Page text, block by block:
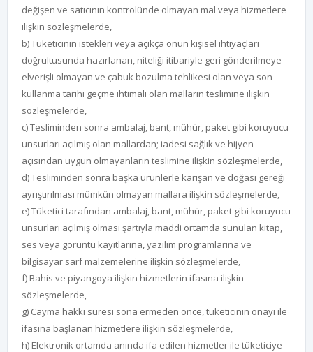
değişen ve satıcının kontrolünde olmayan mal veya hizmetlere
ilişkin sözleşmelerde,
b) Tüketicinin istekleri veya açıkça onun kişisel ihtiyaçları
doğrultusunda hazırlanan, niteliği itibariyle geri gönderilmeye
elverişli olmayan ve çabuk bozulma tehlikesi olan veya son
kullanma tarihi geçme ihtimali olan malların teslimine ilişkin
sözleşmelerde,
c) Tesliminden sonra ambalaj, bant, mühür, paket gibi koruyucu
unsurları açılmış olan mallardan; iadesi sağlık ve hijyen
açısından uygun olmayanların teslimine ilişkin sözleşmelerde,
d) Tesliminden sonra başka ürünlerle karışan ve doğası gereği
ayrıştırılması mümkün olmayan mallara ilişkin sözleşmelerde,
e) Tüketici tarafından ambalaj, bant, mühür, paket gibi koruyucu
unsurları açılmış olması şartıyla maddi ortamda sunulan kitap,
ses veya görüntü kayıtlarına, yazılım programlarına ve
bilgisayar sarf malzemelerine ilişkin sözleşmelerde,
f) Bahis ve piyangoya ilişkin hizmetlerin ifasına ilişkin
sözleşmelerde,
g) Cayma hakkı süresi sona ermeden önce, tüketicinin onayı ile
ifasına başlanan hizmetlere ilişkin sözleşmelerde,
h) Elektronik ortamda anında ifa edilen hizmetler ile tüketiciye